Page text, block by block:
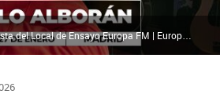
Pablo Alborán, nuevo artista del Local de Ensayo Europa FM | Europa FM